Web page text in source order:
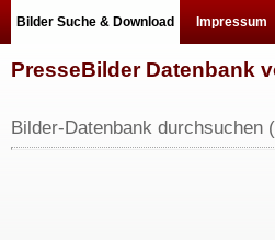
Bilder Suche & Download Impressum
PresseBilder Datenbank
Bilder-Datenbank durchsuchen